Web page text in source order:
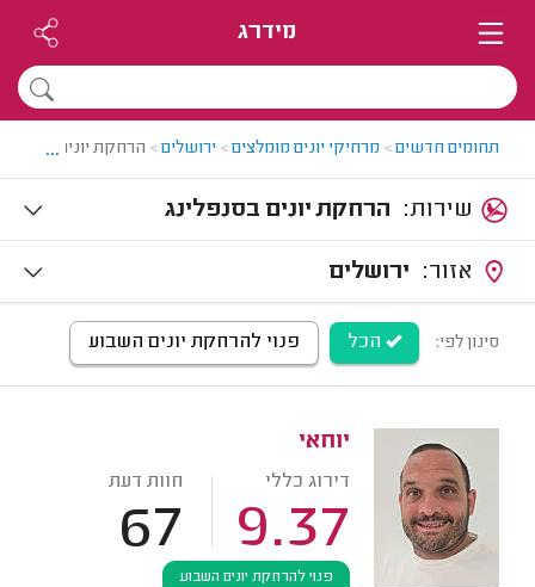
מידרג
תחומים חדשים> מרחיקי יונים מומלצים> ירושלים> הרחקת יונים...
הרחקת יונים בסנפלינג
ירושלים
סינון לפי: הכל פנוי להרחקת יונים השבוע
יוחאי
דירוג כללי
9.37
חוות דעת
67
פנוי להרחקת יונים השבוע